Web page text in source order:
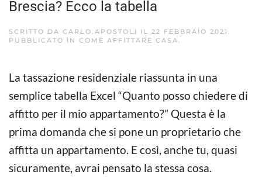
Brescia? Ecco la tabella
SCRITTO DA CARLO.APOSTOLI IL 22 FEBBRAIO 2021
PUBBLICATO IN COME AFFITTARE CASA
La tassazione residenziale riassunta in una
semplice tabella Excel “Quanto posso chiedere di
affitto per il mio appartamento?” Questa è la
prima domanda che si pone un proprietario che
affitta un appartamento. E così, anche tu, quasi
sicuramente, avrai pensato la stessa cosa.